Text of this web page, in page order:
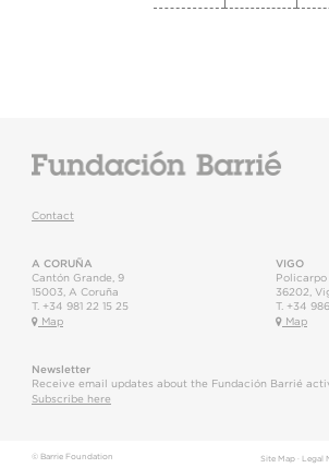
Contact
A CORUÑA
Cantón Grande, 9
15003
A Coruña
T. +34 981 22 15 25
Map
VIGO
Policarpo
36202
T. +34
Map
Newsletter
Receive email updates about the Fundación Barrié
Subscribe here
© Barrie Foundation Site Map· Legal